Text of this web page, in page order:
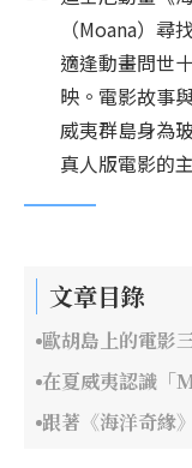
（Moana）尋
適逢動畫問世
映。電影故事
威夷群島身為
真人版電影的
文章目錄
歐胡島上的電影
在夏威夷認識「
跟著《海洋奇緣